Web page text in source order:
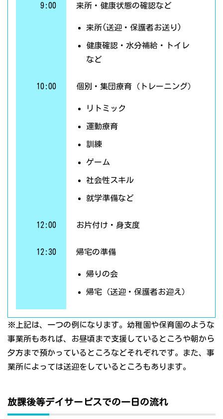
9:00 来所・健康状態の確認など
来所(送迎・保護者お送り)
健康確認・水分補給・トイレ
など
10:00 個別・集団療育（トレーニング）
リトミック
運動療育
訓練
ゲーム
社会性スキル
就学準備など
12:00 お片付け・身支度
12:30 帰宅の準備
帰りの会
帰宅（送迎・保護者お迎え）
※上記は、一つの例になります。幼稚園や保育園のような
事業所もあれば、お昼頃まで支援しているところや朝から
夕方まで預かっているところなどそれぞれです。また、事
業所によっては送迎をしているところもあります。
放課後等デイサービスでの一日の流れ